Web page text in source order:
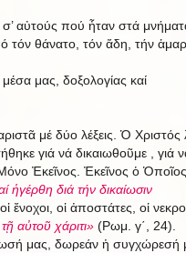
αὐτούς πού ἦταν στά
τόν θάνατο, τόν ἅδη, τήν
μας, δοξολογίας καί
μέ δύο λέξεις. Ὁ Χριστός
γιά νά δικαιωθοῦμε , γιά
Ἐκεῖνος. Ἐκεῖνος ὁ Ὁποῖος
διά τήν δικαίωσιν
οἱ ἀποστάτες, οἱ
αὐτοῦ χάριτι»(Ρωμ. γ΄, 24).
μας, δωρεάν ἡ συγχώρεσή